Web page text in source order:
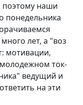
поэтому наши
понедельника
лет, а "воз
мотивации,
ток-
ведущий и
на эти
Николай
и
Ольга
психолог
#9